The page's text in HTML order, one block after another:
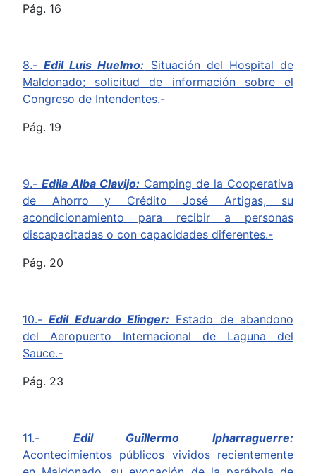
Pág. 16
8.-Edil Luis Huelmo: Situación del Hospital de
Maldonado; solicitud de información sobre el
Congreso de Intendentes.-
Pág. 19
9.- Edila Alba Clavijo: Camping de la Cooperativa
de Ahorro y Crédito José Artigas, su
acondicionamiento para recibir a personas
discapacitadas o con capacidades diferentes.-
Pág. 20
10.-Edil Eduardo Elinger: Estado de abandono
del Aeropuerto Internacional de Laguna del
Sauce.-
Pág. 23
11.- Edil Guillermo Ipharraguerre:
Acontecimientos públicos vividos recientemente